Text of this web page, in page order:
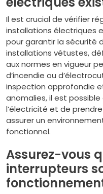
Il est crucial de vérifier
installations électriques
pour garantir la sécurité
installations vétustes,
aux normes en vigueur
d’incendie ou
inspection approfondie
anomalies, il est
l’électricité et de
assurer un
fonctionnel.
Assurez-vous
interrupteurs